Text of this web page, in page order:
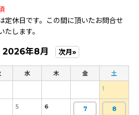
定休日です。この間に頂いたお問合せ
します。
2026年8月 次月»
水 木 金 土
1
5 6 7 8